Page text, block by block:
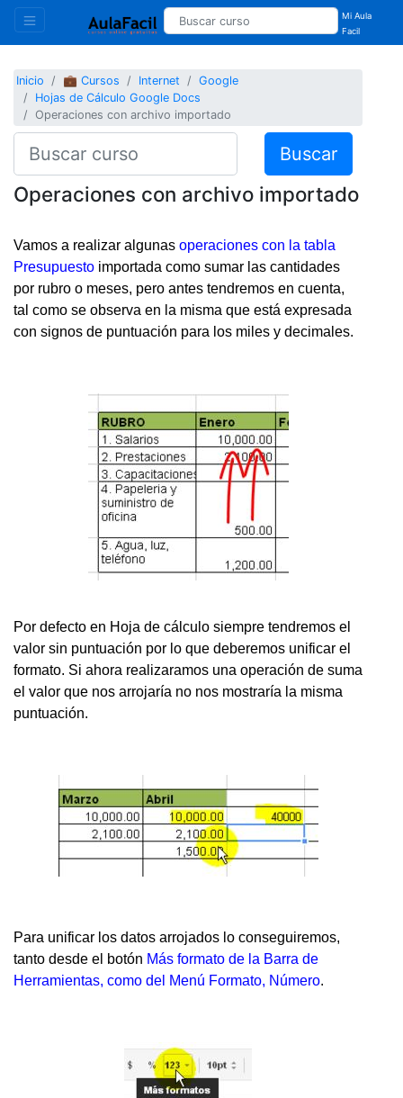
Mi Aula
Facil
Inicio 💼 Cursos Internet
Google
Hojas de Cálculo Google Docs
Operaciones con archivo importado
Buscar
Operaciones con archivo importado
Vamos a realizar algunas operaciones con la tabla
Presupuesto importada como sumar las cantidades
por rubro o meses, pero antes tendremos en cuenta,
tal como se observa en la misma que está expresada
con signos de puntuación para los miles y decimales.
Por defecto en Hoja de cálculo siempre tendremos el
valor sin puntuación por lo que deberemos unificar el
formato. Si ahora realizaramos una operación de suma
el valor que nos arrojaría no nos mostraría la misma
puntuación.
Para unificar los datos arrojados lo conseguiremos,
tanto desde el botón Más formato de la Barra de
Herramientas, como del Menú Formato, Número.